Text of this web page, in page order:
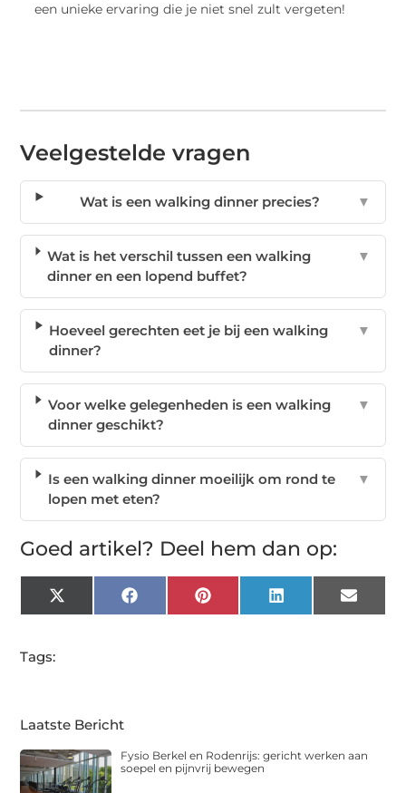
een unieke ervaring die je niet snel zult vergeten!
Veelgestelde vragen
Wat is een walking dinner precies? ▼
Wat is het verschil tussen een walking
dinner en een lopend buffet?
▼
Hoeveel gerechten eet je bij een walking
dinner?
▼
Voor welke gelegenheden is een walking
dinner geschikt?
▼
Is een walking dinner moeilijk om rond te
lopen met eten?
▼
Goed artikel? Deel hem dan op:
X
(Twitter)
FacebookPinterest LinkedIn Email
Tags:
Laatste Bericht
Fysio Berkel en Rodenrijs: gericht werken aan
soepel en pijnvrij bewegen